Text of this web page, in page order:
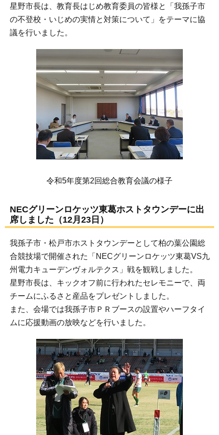
星野市長は、教育長はじめ教育委員の皆様と「我孫子市
の不登校・いじめの実情と対策について」をテーマに協
議を行いました。
令和5年度第2回総合教育会議の様子
NECグリーンロケッツ東葛ホストタウンデーに出
席しました（12月23日）
我孫子市・松戸市ホストタウンデーとして柏の葉公園総
合競技場で開催された「NECグリーンロケッツ東葛VS九
州電力キューデンヴォルテクス」戦を観戦しました。
星野市長は、キックオフ前に行われたセレモニーで、両
チームにふるさと産品をプレゼントしました。
また、会場では我孫子市ＰＲブースの設置やハーフタイ
ムに応援動画の放映などを行いました。